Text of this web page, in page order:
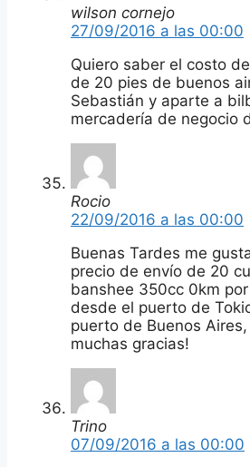
wilson cornejo
27/09/2016 a las 00:00
Quiero saber el costo
de 20 pies de buenos
Sebastián y aparte a
mercadería de negocio
Rocio
22/09/2016 a las 00:00
Buenas Tardes me
precio de envío de 20
banshee 350cc 0km
desde el puerto de
puerto de Buenos
muchas gracias!
Trino
07/09/2016 a las 00:00